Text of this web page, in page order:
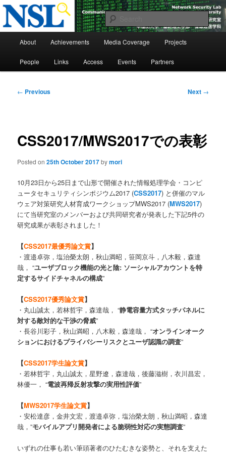
Skip
primary
Network Security Laboratory
About Achievements Media Coverage Projects
People Links Access Events Partners
Post
← Previous Next →
CSS2017/MWS2017での表彰
Posted on25th October 2017bymori
10月23日から25日まで山形で開催された情報処理学会・コンピ
ュータセキュリティシンポジウム2017 (CSS2017) と併催のマル
ウェア対策研究人材育成ワークショップMWS2017 (MWS2017)
にて当研究室のメンバーおよび共同研究者が発表した下記5件の
研究成果が表彰されました！
【CSS2017最優秀論文賞】
・渡邉卓弥，塩治榮太朗，秋山満昭，笹岡京斗，八木毅，森達
哉， “ユーザブロック機能の光と陰: ソーシャルアカウントを特
定するサイドチャネルの構成”
【CSS2017優秀論文賞】
・丸山誠太，若林哲宇，森達哉， “静電容量方式タッチパネルに
対する敵対的な干渉の脅威”
・長谷川彩子，秋山満昭，八木毅，森達哉， “オンラインオーク
ションにおけるプライバシーリスクとユーザ認識の調査”
【CSS2017学生論文賞】
・若林哲宇，丸山誠太，星野遼，森達哉，後藤滋樹，衣川昌宏，
林優一， “電波再帰反射攻撃の実用性評価”
【MWS2017学生論文賞】
・安松達彦，金井文宏，渡邉卓弥，塩治榮太朗，秋山満昭，森達
哉，”モバイルアプリ開発者による脆弱性対応の実態調査”
いずれの仕事も若い筆頭著者のひたむきな姿勢と、それを支えた